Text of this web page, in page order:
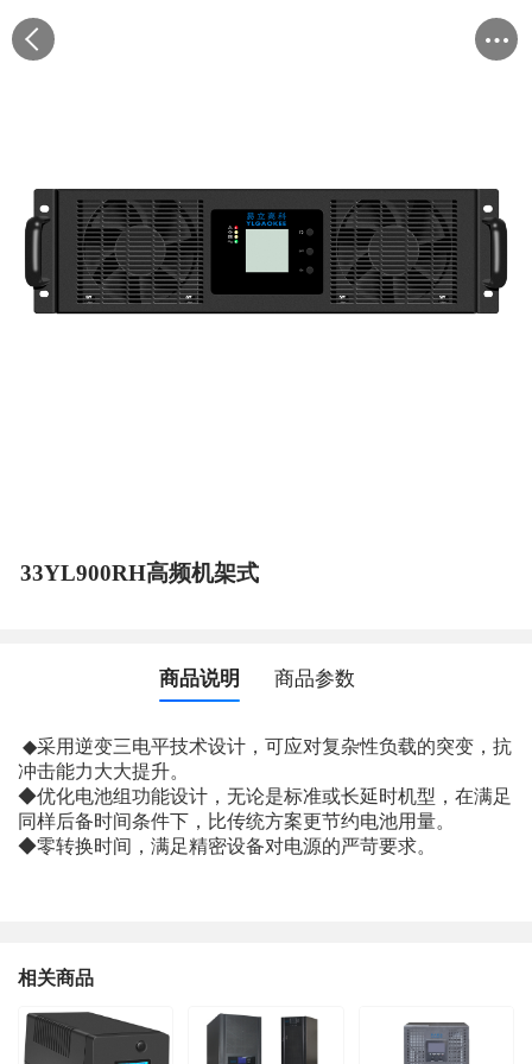
33YL900RH高频机架式
商品说明 商品参数
◆采用逆变三电平技术设计，可应对复杂性负载的突变，抗
冲击能力大大提升。
◆优化电池组功能设计，无论是标准或长延时机型，在满足
同样后备时间条件下，比传统方案更节约电池用量。
◆零转换时间，满足精密设备对电源的严苛要求。
相关商品